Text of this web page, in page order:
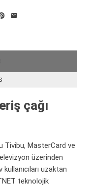
çağı
Tivibu, MasterCard ve
üzerinden
uzaktan
teknolojik